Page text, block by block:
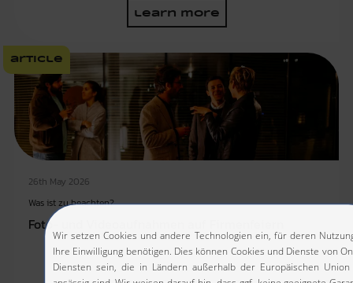
learn more
article
26th May 2026
Was ist zu beachten?
Foto- und Videoaufnahmen auf Firmenfeiern